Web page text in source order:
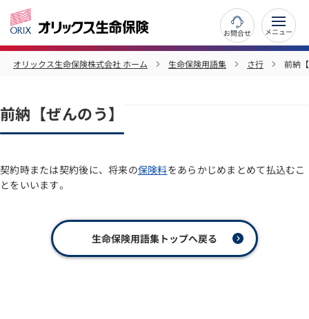
お問合せ
オリックス生命保険株式会社 ホーム 生命保険用語集 さ行 前納
前納【ぜんのう】
契約時または契約後に、将来の保険料をあらかじめまとめて払込むこ
とをいいます。
生命保険用語集トップへ戻る